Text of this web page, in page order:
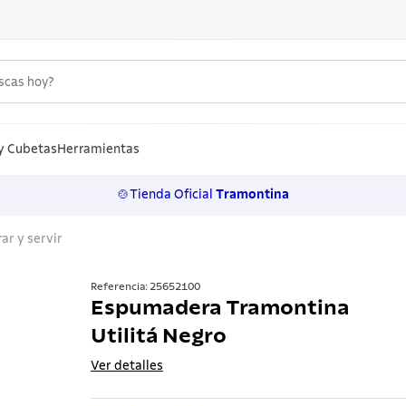
Cubetas Herramientas
🍲Tienda Oficial Tramontina
y servir
Referencia: 25652100
Espumadera Tramontina
Utilitá Negro
Ver detalles